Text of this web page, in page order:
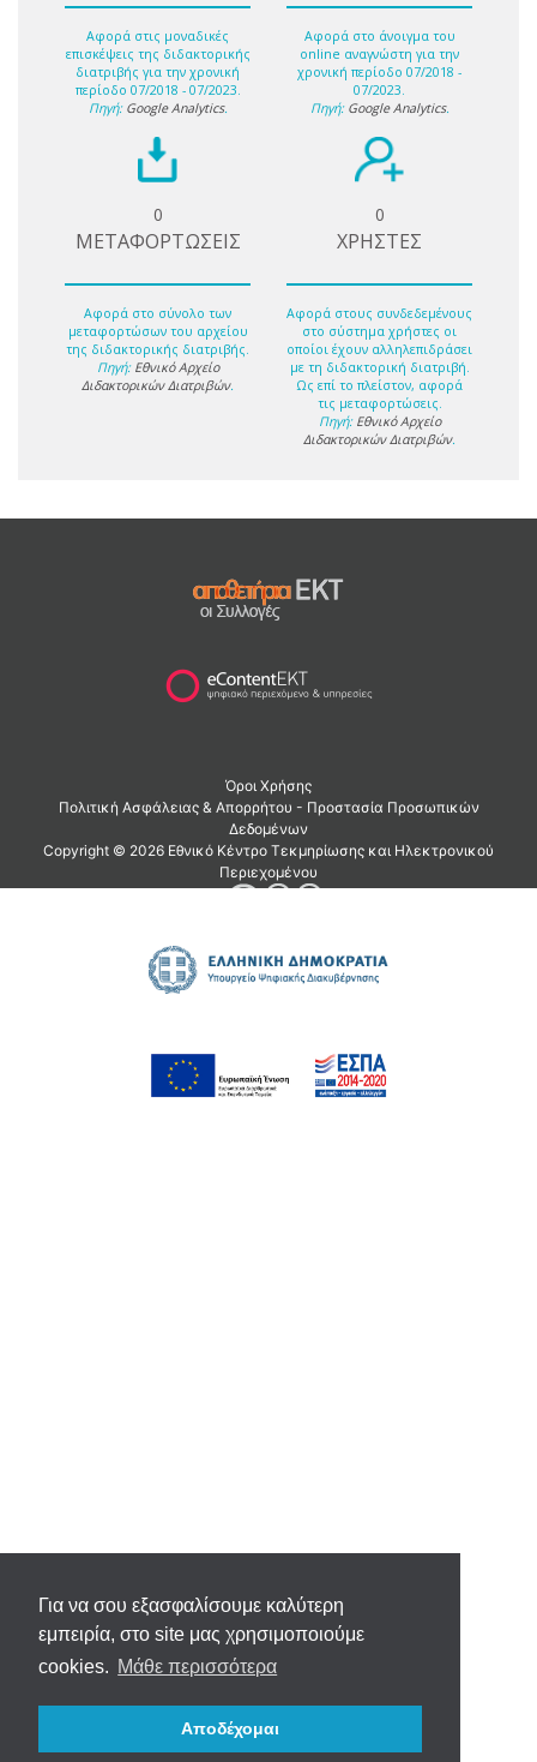
Για να σου εξασφαλίσουμε καλύτερη
εμπειρία, στο site μας χρησιμοποιούμε
cookies. Μάθε περισσότερα
Αποδέχομαι
Αφορά στις μοναδικές
επισκέψεις της διδακτορικής
διατριβής για την χρονική
περίοδο 07/2018 - 07/2023.
Πηγή: Google Analytics.
Αφορά στο άνοιγμα του
online αναγνώστη για την
χρονική περίοδο 07/2018 -
07/2023.
Πηγή: Google Analytics.
0
ΜΕΤΑΦΟΡΤΩΣΕΙΣ
Αφορά στο σύνολο των
μεταφορτώσων του αρχείου
της διδακτορικής διατριβής.
Πηγή: Εθνικό Αρχείο
Διδακτορικών Διατριβών.
0
ΧΡΗΣΤΕΣ
Αφορά στους συνδεδεμένους
στο σύστημα χρήστες οι
οποίοι έχουν αλληλεπιδράσει
με τη διδακτορική διατριβή.
Ως επί το πλείστον, αφορά
τις μεταφορτώσεις.
Πηγή: Εθνικό Αρχείο
Διδακτορικών Διατριβών.